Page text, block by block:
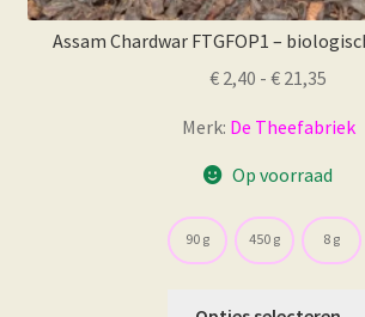
Assam Chardwar FTGFOP1 –
€ 2,40 - € 21,35
tot
€
Merk: De Theefabriek
Op voorraad
90 g 450 g 8 g